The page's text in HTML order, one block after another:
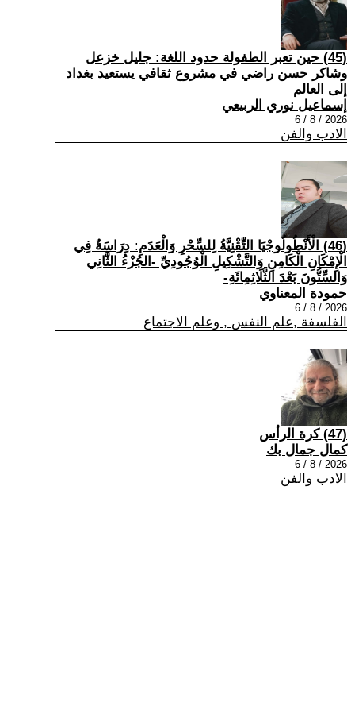
(45) حين تعبر الطفولة حدود اللغة: جليل خزعل
وشاكر حسن راضي في مشروع ثقافي يستعيد بغداد
إلى العالم
إسماعيل نوري الربيعي
2026 / 8 / 6
الادب والفن
(46) الْأَنْطُولُوجْيَا التِّقْنِيَّةُ لِلسِّحْرِ وَالْعَدَمِ: دِرَاسَةٌ فِي
الْإِمْكَانِ الْكَامِنِ وَالتَّشْكِيلِ الْوُجُودِيِّ -الجُزْءُ الثَّانِي
وَالسِّتُّونَ بَعْدَ الثَّلَاثِمِائَةِ-
حمودة المعناوي
2026 / 8 / 6
الفلسفة ,علم النفس , وعلم الاجتماع
(47) كرة الرأس
كمال جمال بك
2026 / 8 / 6
الادب والفن